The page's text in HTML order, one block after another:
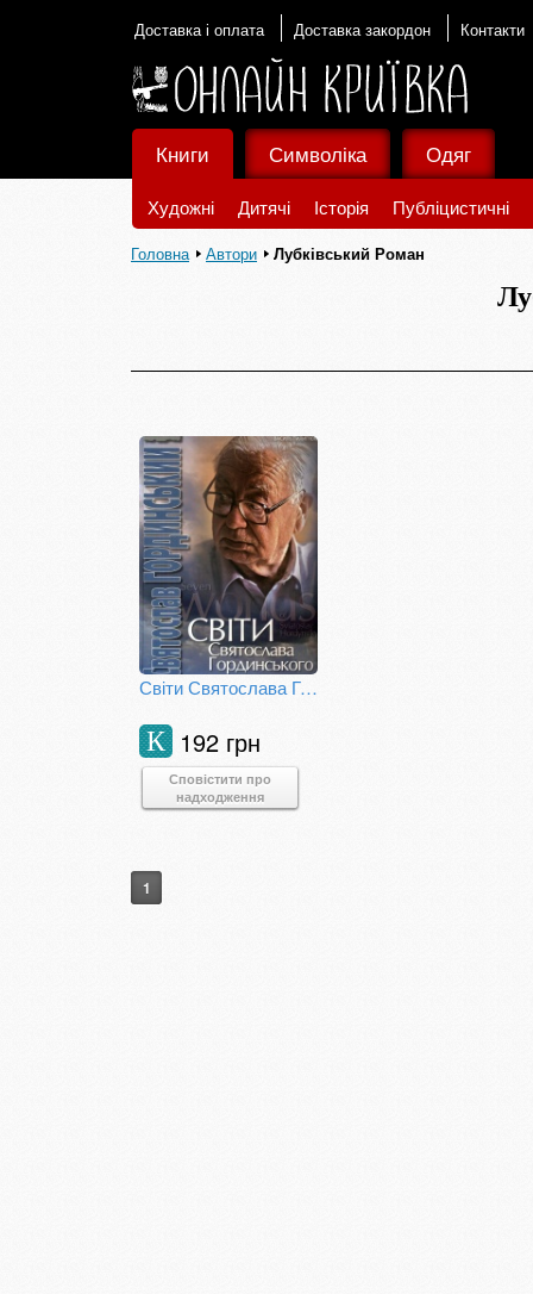
Доставка і оплата Доставка закордон Контакти
Книги
Художні Дитячі Історія Публіцистичні
Символіка Одяг
Головна Автори Лубківський Роман
Світи Святослава Гординського
192 грн
К
Сповістити про
надходження
1